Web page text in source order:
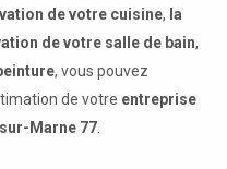
de votre cuisine, la
de votre salle de bain,
, vous pouvez
de votre entreprise
Marne 77